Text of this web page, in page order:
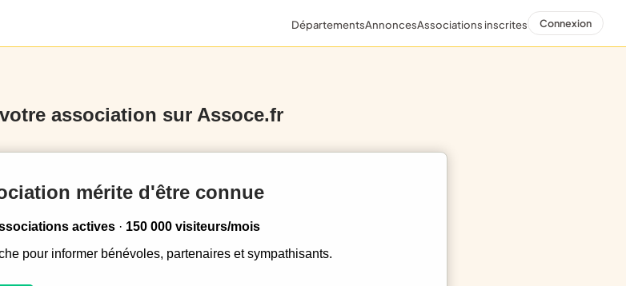
DépartementsAnnoncesAssociations inscrites Connexion
association sur Assoce.fr
mérite d'être connue
actives · 150 000 visiteurs/mois
pour informer bénévoles, partenaires et sympathisants.